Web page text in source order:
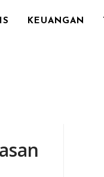
KEUANGAN